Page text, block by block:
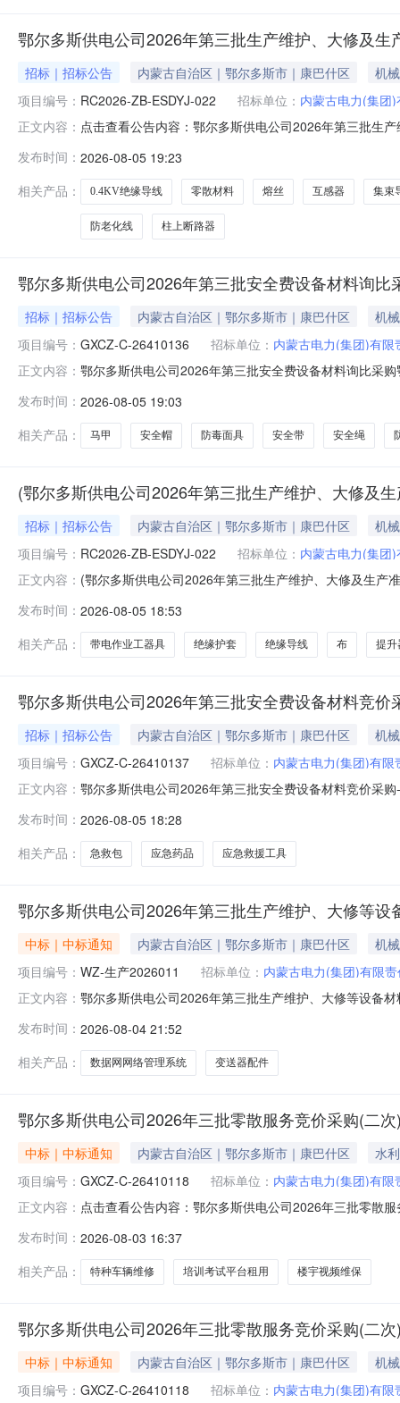
鄂尔多斯供电公司2026年第三批生产维护、大修及
招标｜招标公告 内蒙古自治区｜鄂尔多斯市｜康巴什区
机
项目编号： RC2026-ZB-ESDYJ-022 招标单位： 内蒙古电力(集团
正文内容： 点击查看公告内容：鄂尔多斯供电公司2026年第三批生
发布时间： 2026-08-05 19:23
相关产品：
0.4KV绝缘导线 零散材料 熔丝 互感器 集束
防老化线 柱上断路器
鄂尔多斯供电公司2026年第三批安全费设备材料询比
招标｜招标公告 内蒙古自治区｜鄂尔多斯市｜康巴什区
机
项目编号： GXCZ-C-26410136 招标单位： 内蒙古电力(集团)有
正文内容： 鄂尔多斯供电公司2026年第三批安全费设备材料询比采
体为内蒙古电力（集团）有限责任公司鄂尔多斯供电分
围2.1项目名称：鄂尔
发布时间： 2026-08-05 19:03
相关产品：
马甲 安全帽 防毒面具 安全带 安全绳
(鄂尔多斯供电公司2026年第三批生产维护、大修及
招标｜招标公告 内蒙古自治区｜鄂尔多斯市｜康巴什区
机
项目编号： RC2026-ZB-ESDYJ-022 招标单位： 内蒙古电力(集团
正文内容： (鄂尔多斯供电公司2026年第三批生产维护、大修及生产
进行招标鄂尔多斯供电公司2026年第三批生产维护、大
供电分公司物资
发布时间： 2026-08-05 18:53
相关产品：
带电作业工器具 绝缘护套 绝缘导线 布 提升
鄂尔多斯供电公司2026年第三批安全费设备材料竞价
招标｜招标公告 内蒙古自治区｜鄂尔多斯市｜康巴什区
机
项目编号： GXCZ-C-26410137 招标单位： 内蒙古电力(集团)有
正文内容： 鄂尔多斯供电公司2026年第三批安全费设备材料竞价采
交易中心包头招标采购服务场所采购人:内蒙古电力（集
发布时间： 2026-08-05 18:28
相关产品：
急救包 应急药品 应急救援工具
鄂尔多斯供电公司2026年第三批生产维护、大修等
中标｜中标通知 内蒙古自治区｜鄂尔多斯市｜康巴什区
机
项目编号： WZ-生产2026011 招标单位： 内蒙古电力(集团)有限
正文内容： 鄂尔多斯供电公司2026年第三批生产维护、大修等设备
1110:00开启应答文件地点:鄂尔多斯供电公司物资供应
发布时间： 2026-08-04 21:52
相关产品：
数据网网络管理系统 变送器配件
鄂尔多斯供电公司2026年三批零散服务竞价采购(二
中标｜中标通知 内蒙古自治区｜鄂尔多斯市｜康巴什区
水
项目编号： GXCZ-C-26410118 招标单位： 内蒙古电力(集团)有
正文内容： 点击查看公告内容：鄂尔多斯供电公司2026年三批零散
发布时间： 2026-08-03 16:37
相关产品：
特种车辆维修 培训考试平台租用 楼宇视频维保
鄂尔多斯供电公司2026年三批零散服务竞价采购(二
中标｜中标通知 内蒙古自治区｜鄂尔多斯市｜康巴什区
机
项目编号： GXCZ-C-26410118 招标单位： 内蒙古电力(集团)有